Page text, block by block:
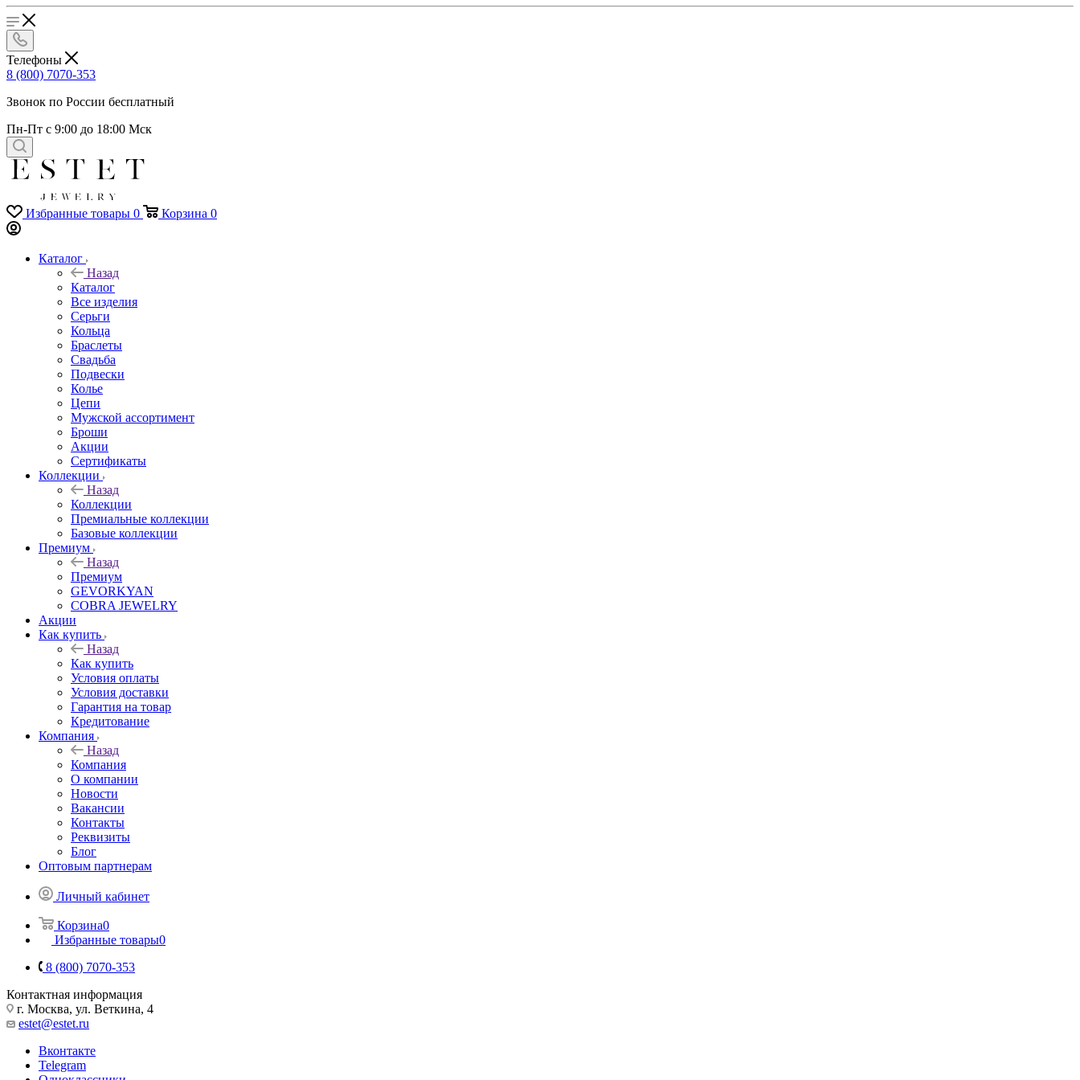
Телефоны
8 (800) 7070-353
Звонок по России бесплатный
Пн-Пт с 9:00 до 18:00 Мск
Избранные товары 0 Корзина 0
Каталог
Назад
Каталог
Все изделия
Серьги
Кольца
Браслеты
Свадьба
Подвески
Колье
Цепи
Мужской ассортимент
Броши
Акции
Сертификаты
Коллекции
Назад
Коллекции
Премиальные коллекции
Базовые коллекции
Премиум
Назад
Премиум
GEVORKYAN
COBRA JEWELRY
Акции
Как купить
Назад
Как купить
Условия оплаты
Условия доставки
Гарантия на товар
Кредитование
Компания
Назад
Компания
О компании
Новости
Вакансии
Контакты
Реквизиты
Блог
Оптовым партнерам
Личный кабинет
Корзина0
Избранные товары0
8 (800) 7070-353
Контактная информация
г. Москва, ул. Веткина, 4
estet@estet.ru
Вконтакте
Telegram